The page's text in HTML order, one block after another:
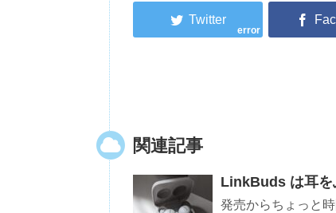
error
関連記事
LinkBuds は耳を
発売からちょっと